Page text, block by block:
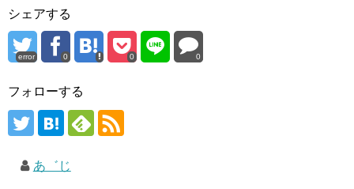
シェアする
error 0 0 0
フォローする
あ゛じ